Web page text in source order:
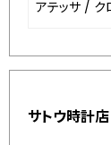
アテッサ / ク
サトウ時計店